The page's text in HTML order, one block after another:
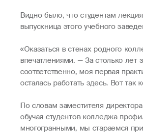
Видно было, что студентам
выпускница этого учебного
«Оказаться в стенах родного
впечатлениями. — За столько лет
соответственно, моя первая
осталась работать здесь. Вот
По словам заместителя
обучая студентов колледжа
многогранными, мы стараемся